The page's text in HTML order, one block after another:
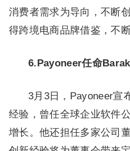
消费者需求为导向，不断
得跨境电商品牌借鉴，不
6.Payoneer任命
3月3日，Payoneer宣
经验，曾任全球企业软件
增长。他还担任多家公司